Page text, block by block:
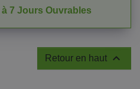
7 Jours Ouvrables
Retour en haut 